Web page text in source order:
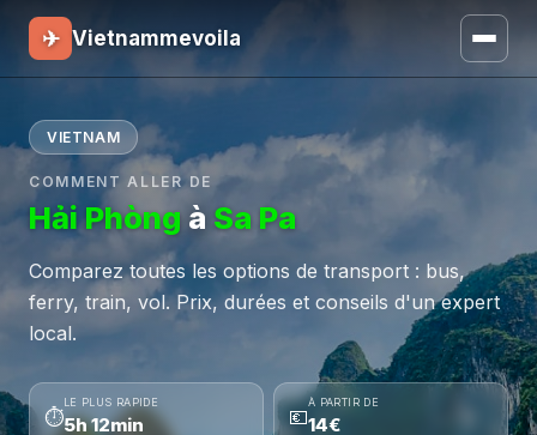
✈ Vietnammevoila
VIETNAM
COMMENT ALLER DE
Hải Phòngà Sa Pa
Comparez toutes les options de transport : bus,
ferry, train, vol. Prix, durées et conseils d'un expert
local.
⏱
LE PLUS RAPIDE
5h 12min 💶
À PARTIR DE
14€